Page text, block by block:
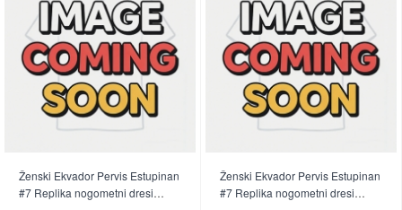
Ženski Ekvador Pervis Estupinan
#7 Replika nogometni dresi
Ženski Ekvador Pervis Estupinan
#7 Replika nogometni dresi